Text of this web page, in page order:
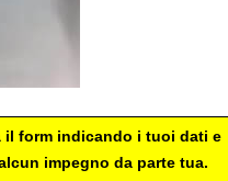
il form indicando i tuoi dati e
impegno da parte tua.